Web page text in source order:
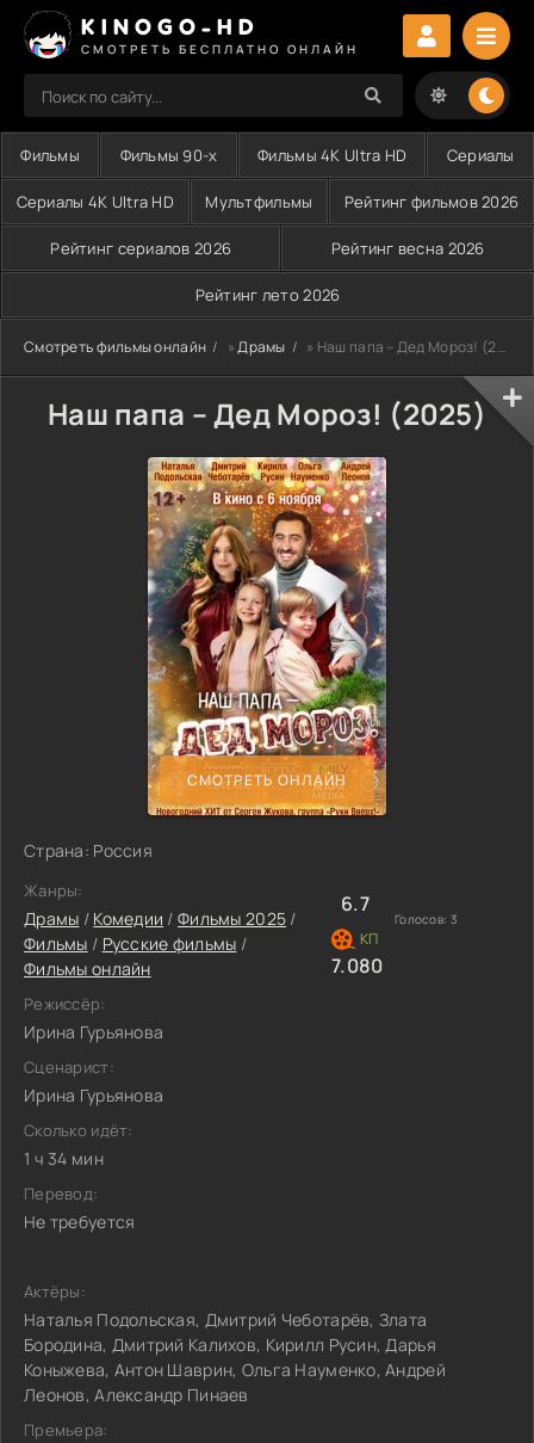
KINOGO-HD
СМОТРЕТЬ БЕСПЛАТНО ОНЛАЙН
Фильмы Фильмы 90-х Фильмы 4K Ultra HD Сериалы
Сериалы 4K Ultra HD Мультфильмы Рейтинг фильмов 2026
Рейтинг сериалов 2026 Рейтинг весна 2026
Рейтинг лето 2026
Смотреть фильмы онлайн »Драмы » Наш папа – Дед Мороз! (2025)
Наш папа – Дед Мороз! (2025)
СМОТРЕТЬ ОНЛАЙН
Страна: Россия
Жанры:
Драмы / Комедии /Фильмы 2025 /
Фильмы / Русские фильмы /
Фильмы онлайн
Режиссёр:
Ирина Гурьянова
Сценарист:
Ирина Гурьянова
Сколько идёт:
1 ч 34 мин
Перевод:
Не требуется
6.7
Голосов: 3
7.080
Актёры:
Наталья Подольская, Дмитрий Чеботарёв, Злата
Бородина, Дмитрий Калихов, Кирилл Русин, Дарья
Коныжева, Антон Шаврин, Ольга Науменко, Андрей
Леонов, Александр Пинаев
Премьера: